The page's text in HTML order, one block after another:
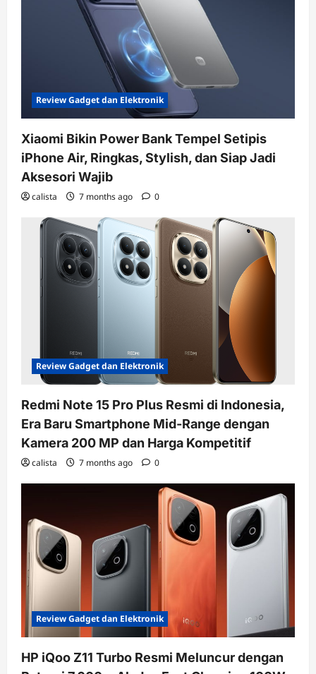
Review Gadget dan Elektronik
Xiaomi Bikin Power Bank Tempel Setipis
iPhone Air, Ringkas, Stylish, dan Siap Jadi
Aksesori Wajib
calista 7 months ago 0
Review Gadget dan Elektronik
Redmi Note 15 Pro Plus Resmi di Indonesia,
Era Baru Smartphone Mid-Range dengan
Kamera 200 MP dan Harga Kompetitif
calista 7 months ago 0
Review Gadget dan Elektronik
HP iQoo Z11 Turbo Resmi Meluncur dengan